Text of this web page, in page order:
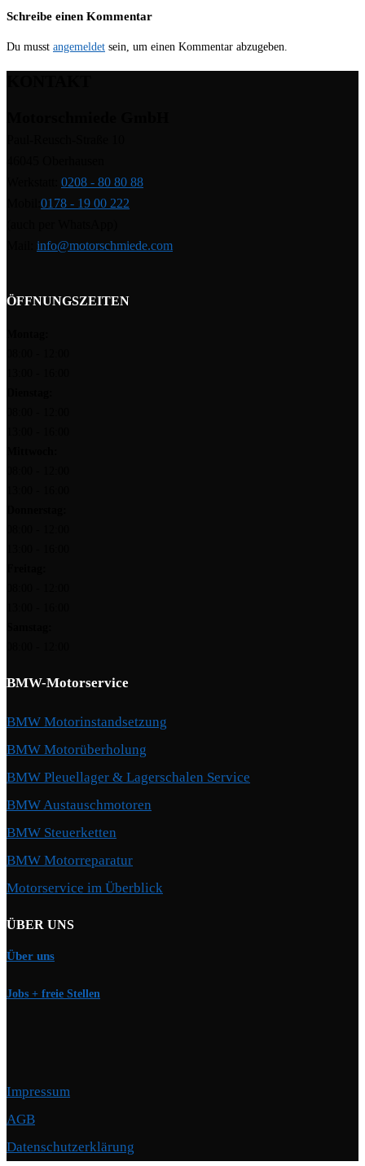
Schreibe einen Kommentar
Du musst angemeldet sein, um einen Kommentar abzugeben.
0208 - 80 80 88
0178 - 19 00 222
info@motorschmiede.com
ÖFFNUNGSZEITEN
BMW-Motorservice
BMW Motorinstandsetzung
BMW Motorüberholung
BMW Pleuellager & Lagerschalen Service
BMW Austauschmotoren
BMW Steuerketten
BMW Motorreparatur
Motorservice im Überblick
ÜBER UNS
Über uns
Jobs + freie Stellen
Impressum
AGB
Datenschutzerklärung